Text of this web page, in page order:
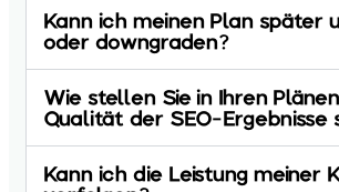
Kann ich meinen Plan später
oder downgraden?
Wie stellen Sie in Ihren
Qualität der SEO-Ergebnisse
Kann ich die Leistung meiner